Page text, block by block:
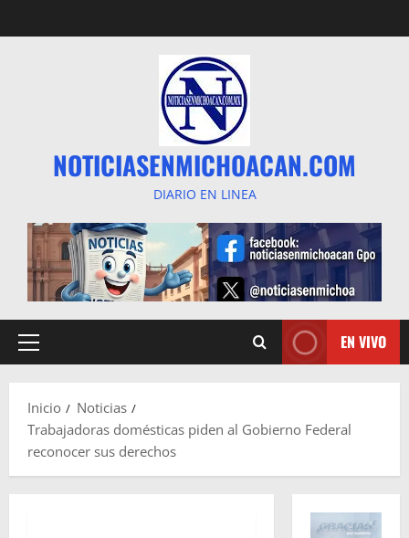
al
NOTICIASENMICHOACAN.COM
DIARIO EN LINEA
Menú
EN VIVO
Inicio
Noticias
Trabajadoras domésticas piden al Gobierno Federal
reconocer sus derechos